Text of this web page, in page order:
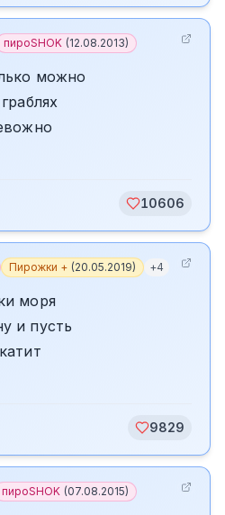
пироSHOK (12.08.2013)
можно
10606
Пирожки + (20.05.2019) +4
моря
и пусть
9829
пироSHOK (07.08.2015)